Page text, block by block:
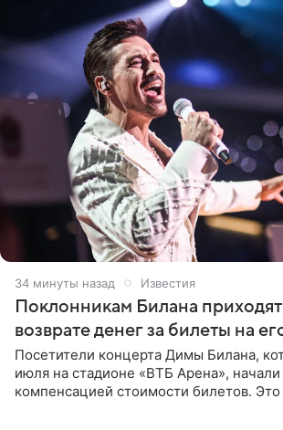
34 минуты назад Известия
Поклонникам Билана приходят
возврате денег за билеты на
Посетители концерта Димы Билана,
июля на стадионе «ВТБ Арена», начали
компенсацией стоимости билетов.